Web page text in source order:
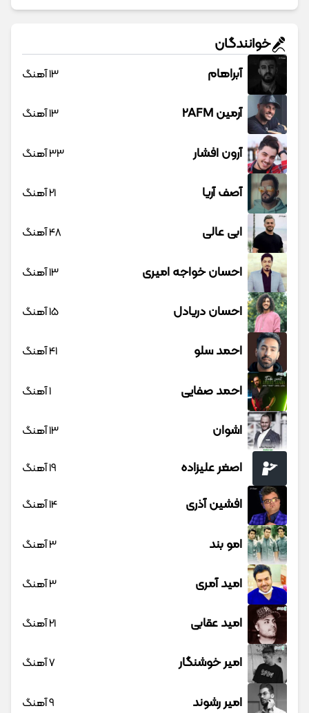
خوانندگان
آبراهام 13 آهنگ
آرمین 2AFM 13 آهنگ
آرون افشار 33 آهنگ
آصف آریا 21 آهنگ
ابی عالی 48 آهنگ
احسان خواجه امیری 13 آهنگ
احسان دریادل 15 آهنگ
احمد سلو 41 آهنگ
احمد صفایی 1 آهنگ
اشوان 13 آهنگ
اصغر علیزاده 19 آهنگ
افشین آذری 14 آهنگ
امو بند 3 آهنگ
امید آمری 3 آهنگ
امید عقابی 21 آهنگ
امیر خوشنگار 7 آهنگ
امیر رشوند 9 آهنگ